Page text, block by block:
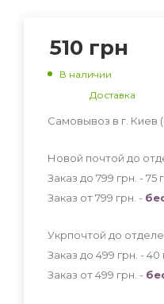
510 грн
В наличии
Доставка
Самовывоз в г. Киев
Новой почтой до
Заказ до 799 грн. - 75
Заказ от 799 грн. -
Укрпочтой до
Заказ до 499 грн. - 40
Заказ от 499 грн. -